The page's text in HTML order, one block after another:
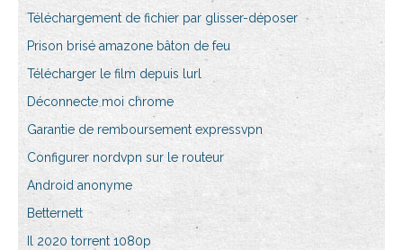
Téléchargement de fichier par glisser-déposer
Prison brisé amazone bâton de feu
Télécharger le film depuis lurl
Déconnecte moi chrome
Garantie de remboursement expressvpn
Configurer nordvpn sur le routeur
Android anonyme
Betternett
Il 2020 torrent 1080p